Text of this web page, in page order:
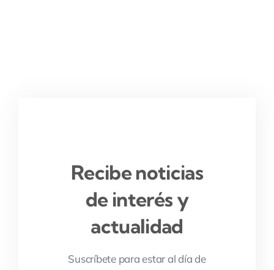
Recibe noticias
de interés y
actualidad
Suscríbete para estar al día de